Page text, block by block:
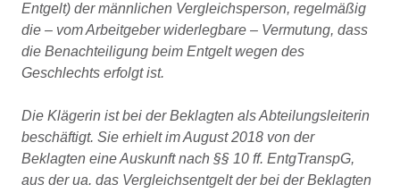
Entgelt) der männlichen Vergleichsperson, regelmäßig
die – vom Arbeitgeber widerlegbare – Vermutung, dass
die Benachteiligung beim Entgelt wegen des
Geschlechts erfolgt ist.
Die Klägerin ist bei der Beklagten als Abteilungsleiterin
beschäftigt. Sie erhielt im August 2018 von der
Beklagten eine Auskunft nach §§ 10 ff. EntgTranspG,
aus der ua. das Vergleichsentgelt der bei der Beklagten